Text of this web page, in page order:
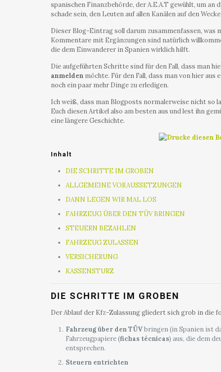
spanischen Finanzbehörde, der A.E.A.T gewühlt, um
schade sein, den Leuten auf allen Kanälen auf den
Dieser Blog-Eintrag soll darum zusammenfassen, was
Kommentare mit Ergänzungen sind natürlich
die dem Einwanderer in Spanien wirklich hilft.
Die aufgeführten Schritte sind für den Fall, dass man
anmeldenmöchte. Für den Fall, dass man von hier
noch ein paar mehr Dinge zu erledigen.
Ich weiß, dass man Blogposts normalerweise nicht so
Euch diesen Artikel also am besten aus und lest ihn
eine längere Geschichte.
Inhalt
DIE SCHRITTE IM GROBEN
ALLGEMEINE VORAUSSETZUNGEN
DANN LEGEN WIR MAL LOS
FAHRZEUG ÜBER DEN TÜV BRINGEN
STEUERN BEZAHLEN
FAHRZEUG ZULASSEN
VERSICHERUNG
KASSENSTURZ
DIE SCHRITTE IM GROBEN
Der Ablauf der Kfz-Zulassung gliedert sich grob in die
Fahrzeug über den TÜVbringen (in Spanien ist
Fahrzeugpapiere (fichas técnicas) aus, die dem
entsprechen.
Steuern entrichten